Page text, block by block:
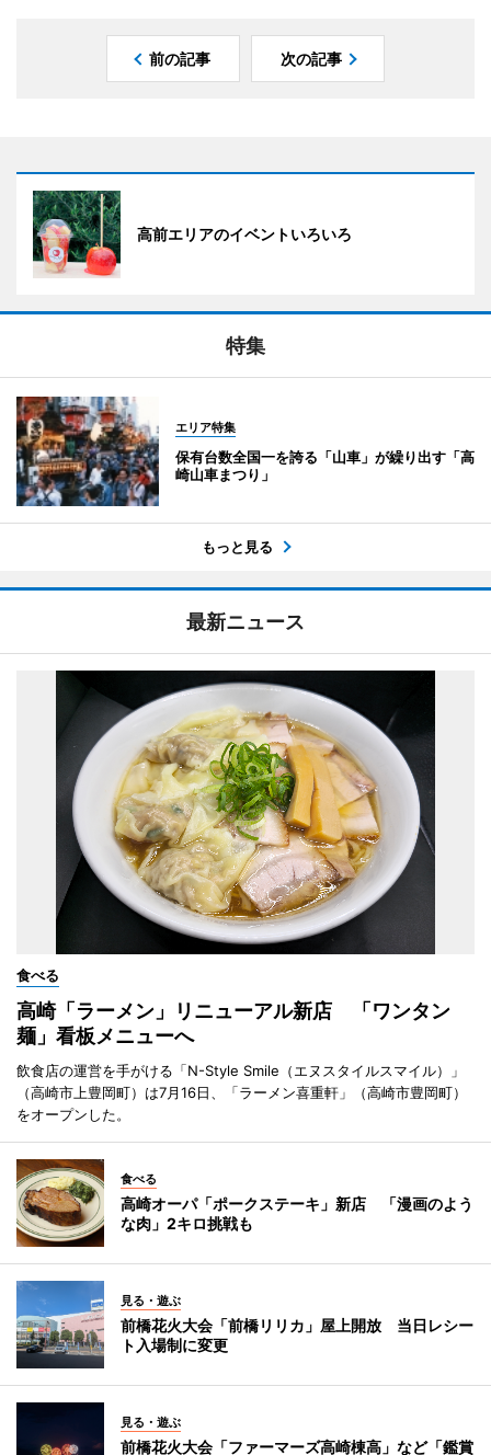
前の記事 次の記事
高前エリアのイベントいろいろ
特集
エリア特集
保有台数全国一を誇る「山車」が繰り出す「高
崎山車まつり」
もっと見る
最新ニュース
食べる
高崎「ラーメン」リニューアル新店 「ワンタン
麺」看板メニューへ
飲食店の運営を手がける「N-Style Smile（エヌスタイルスマイル）」
（高崎市上豊岡町）は7月16日、「ラーメン喜重軒」（高崎市豊岡町）
をオープンした。
食べる
高崎オーパ「ポークステーキ」新店 「漫画のよう
な肉」2キロ挑戦も
見る・遊ぶ
前橋花火大会「前橋リリカ」屋上開放 当日レシー
ト入場制に変更
見る・遊ぶ
前橋花火大会「ファーマーズ高崎棟高」など「鑑賞